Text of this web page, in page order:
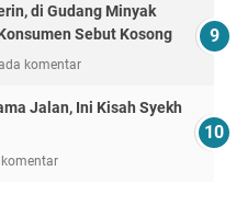
di Gudang Minyak
Sebut Kosong
komentar
Jalan, Ini Kisah Syekh